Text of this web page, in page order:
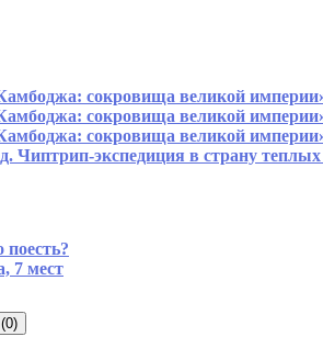
сокровища великой
сокровища великой
сокровища великой
Чиптрип-экспедиция в страну
7 мест